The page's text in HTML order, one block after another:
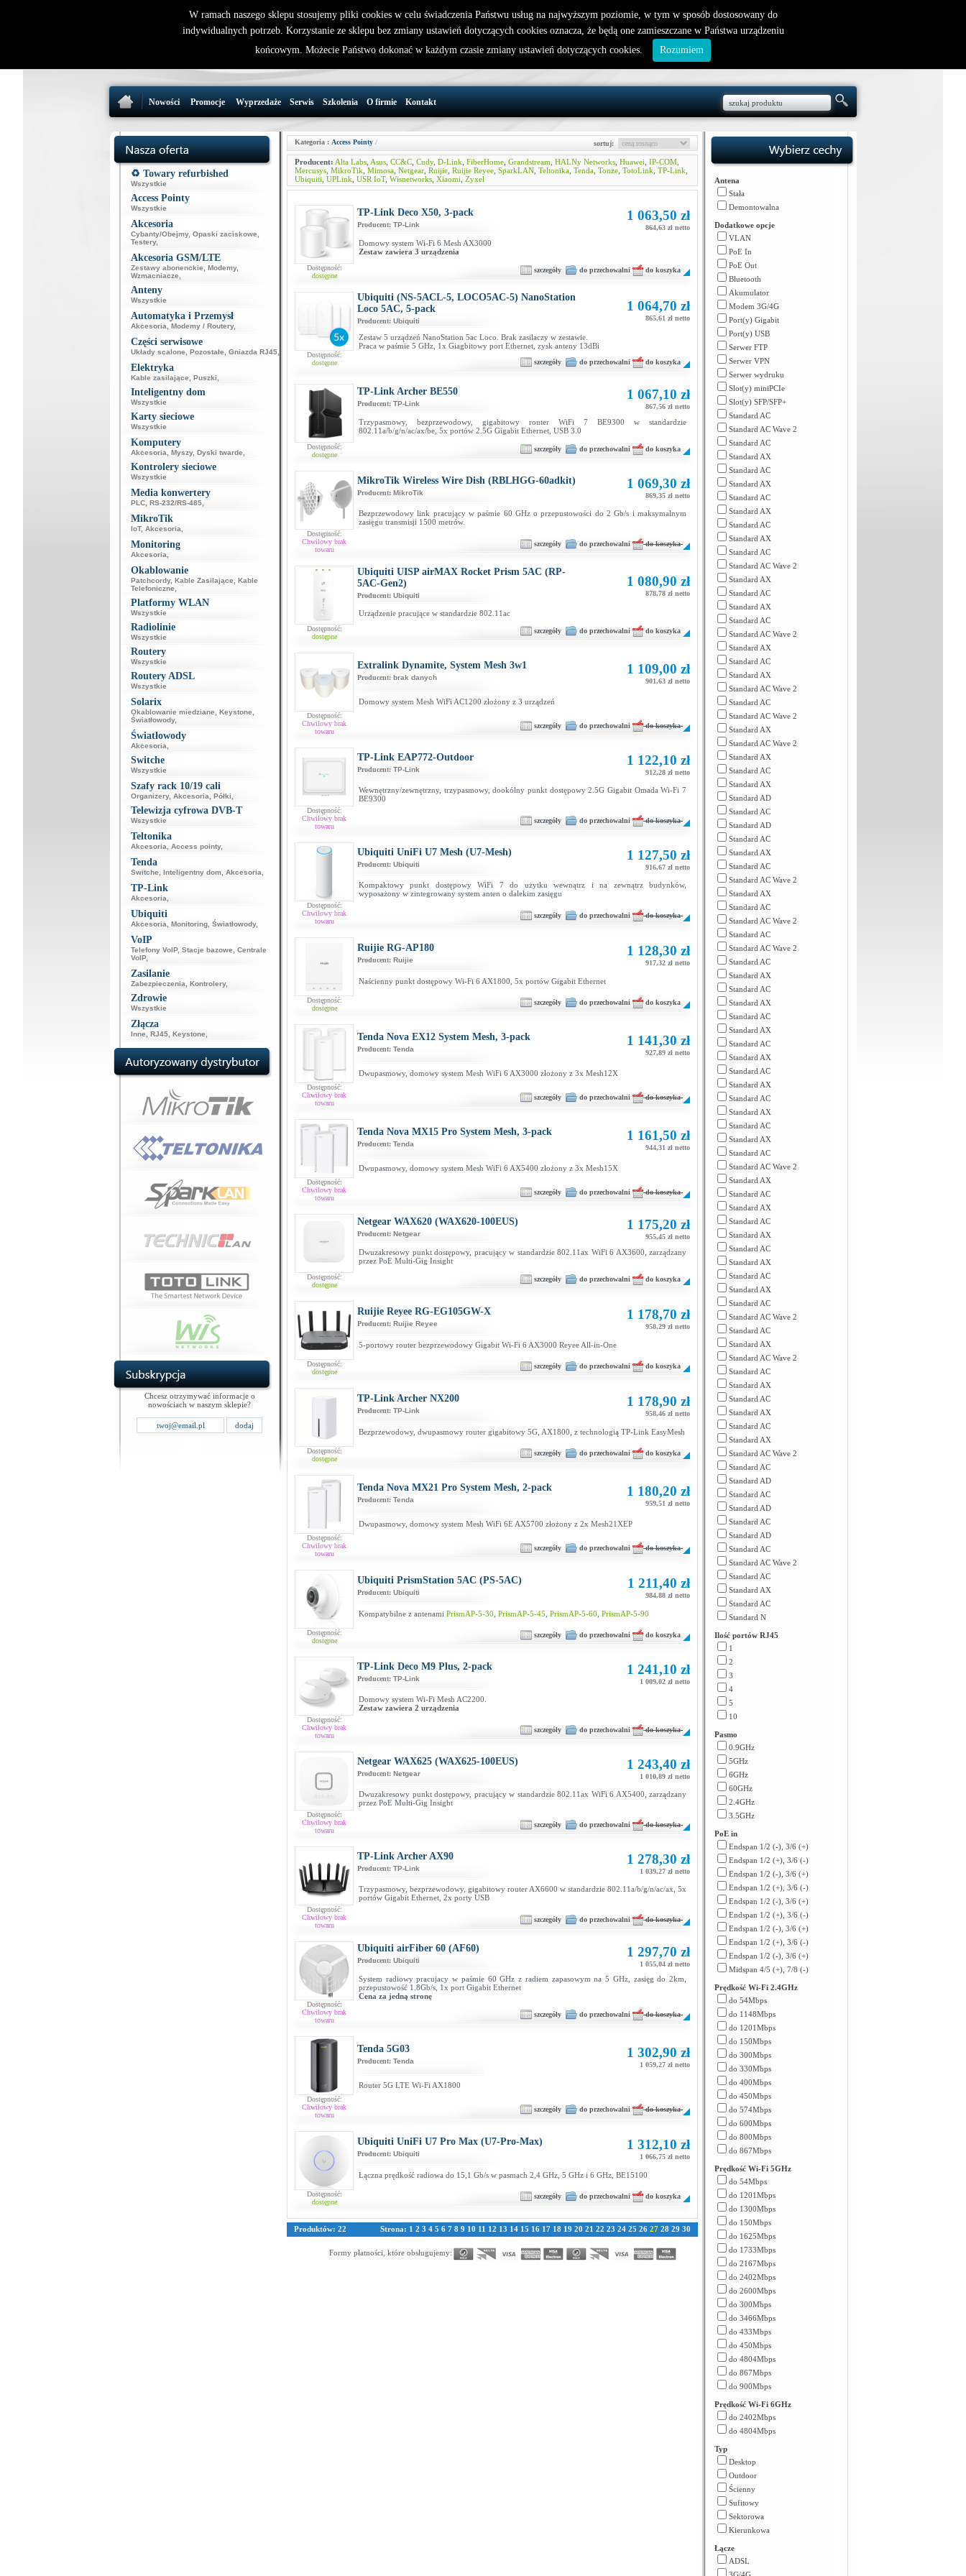
nowy klient
32 721 86 72
support@wirelesslan.com.pl
W koszyku jest 0 produktów(y)
Nowości Promocje Wyprzedaże Serwis Szkolenia O firmie Kontakt
♻️ Towary refurbished
Wszystkie
Access Pointy
Wszystkie
Akcesoria
Cybanty/Obejmy, Opaski zaciskowe
Testery,
Akcesoria GSM/LTE
Zestawy abonenckie Modemy,
Wzmacniacze
Anteny
Wszystkie
Automatyka i Przemysł
Akcesoria Modemy / Routery,
Części serwisowe
Układy scalone Pozostałe Gniazda RJ45,
Elektryka
Kable zasilające Puszki
Inteligentny dom
Wszystkie
Karty sieciowe
Wszystkie
Komputery
Akcesoria Myszy, Dyski twarde
Kontrolery sieciowe
Wszystkie
Media konwertery
PLC, RS-232/RS-485,
MikroTik
IoT, Akcesoria
Monitoring
Akcesoria
Okablowanie
Patchcordy, Kable Zasilające
Kable
Telefoniczne
Platformy WLAN
Wszystkie
Radiolinie
Wszystkie
Routery
Wszystkie
Routery ADSL
Wszystkie
Solarix
Okablowanie miedziane Keystone
Światłowody,
Światłowody
Akcesoria
Switche
Wszystkie
Szafy rack 10/19 cali
Organizery, Akcesoria Półki
Telewizja cyfrowa DVB-T
Wszystkie
Teltonika
Akcesoria Access pointy,
Tenda
Switche Inteligentny dom, Akcesoria
TP-Link
Akcesoria
Ubiquiti
Akcesoria Monitoring, Światłowody,
VoIP
Telefony VoIP, Stacje bazowe
Centrale
VoIP,
Zasilanie
Zabezpieczenia Kontrolery,
Zdrowie
Wszystkie
Złącza
Inne RJ45, Keystone
Chcesz otrzymywać informacje o
nowościach w naszym sklepie?
Kategoria : Access Pointy / sortuj:
Producent: Alta Labs Asus CC&C Cudy, D-Link FiberHome Grandstream HALNy Networks Huawei IP-COM
Mercusys MikroTik Mimosa Netgear Ruijie Ruijie Reyee SparkLAN Teltonika Tenda Tonze TotoLink TP-Link
Ubiquiti UPLink USR IoT, Wisnetworks Xiaomi Zyxel
Dostępność:
dostępne
TP-Link Deco X50, 3-pack
Producent: TP-Link
1 063,50 zł
864,63 zł netto
Domowy system Wi-Fi 6 Mesh AX3000
Zestaw zawiera 3 urządzenia
szczegóły do przechowalni do koszyka
Dostępność:
dostępne
Ubiquiti (NS-5ACL-5, LOCO5AC-5) NanoStation
Loco 5AC, 5-pack
Producent: Ubiquiti
1 064,70 zł
865,61 zł netto
Zestaw 5 urządzeń NanoStation 5ac Loco. Brak zasilaczy w zestawie.
Praca w paśmie 5 GHz, 1x Giagbitowy port Ethernet, zysk anteny 13dBi
szczegóły do przechowalni do koszyka
Dostępność:
dostępne
TP-Link Archer BE550
Producent: TP-Link
1 067,10 zł
867,56 zł netto
Trzypasmowy, bezprzewodowy, gigabitowy router WiFi 7 BE9300 w standardzie
802.11a/b/g/n/ac/ax/be, 5x portów 2.5G Gigabit Ethernet, USB 3.0
szczegóły do przechowalni do koszyka
Dostępność:
Chwilowy brak
towaru
MikroTik Wireless Wire Dish (RBLHGG-60adkit)
Producent: MikroTik
1 069,30 zł
869,35 zł netto
Bezprzewodowy link pracujący w paśmie 60 GHz o przepustowości do 2 Gb/s i maksymalnym
zasięgu transmisji 1500 metrów.
szczegóły do przechowalni do koszyka
Dostępność:
dostępne
Ubiquiti UISP airMAX Rocket Prism 5AC (RP-
5AC-Gen2)
Producent: Ubiquiti
1 080,90 zł
878,78 zł netto
Urządzenie pracujące w standardzie 802.11ac
szczegóły do przechowalni do koszyka
Dostępność:
Chwilowy brak
towaru
Extralink Dynamite, System Mesh 3w1
Producent: brak danych
1 109,00 zł
901,63 zł netto
Domowy system Mesh WiFi AC1200 złożony z 3 urządzeń
szczegóły do przechowalni do koszyka
Dostępność:
Chwilowy brak
towaru
TP-Link EAP772-Outdoor
Producent: TP-Link
1 122,10 zł
912,28 zł netto
Wewnętrzny/zewnętrzny, trzypasmowy, dookólny punkt dostępowy 2.5G Gigabit Omada Wi-Fi 7
BE9300
szczegóły do przechowalni do koszyka
Dostępność:
Chwilowy brak
towaru
Ubiquiti UniFi U7 Mesh (U7-Mesh)
Producent: Ubiquiti
1 127,50 zł
916,67 zł netto
Kompaktowy punkt dostępowy WiFi 7 do użytku wewnątrz i na zewnątrz budynków,
wyposażony w zintegrowany system anten o dalekim zasięgu
szczegóły do przechowalni do koszyka
Dostępność:
dostępne
Ruijie RG-AP180
Producent: Ruijie
1 128,30 zł
917,32 zł netto
Naścienny punkt dostępowy Wi-Fi 6 AX1800, 5x portów Gigabit Ethernet
szczegóły do przechowalni do koszyka
Dostępność:
Chwilowy brak
towaru
Tenda Nova EX12 System Mesh, 3-pack
Producent: Tenda
1 141,30 zł
927,89 zł netto
Dwupasmowy, domowy system Mesh WiFi 6 AX3000 złożony z 3x Mesh12X
szczegóły do przechowalni do koszyka
Dostępność:
Chwilowy brak
towaru
Tenda Nova MX15 Pro System Mesh, 3-pack
Producent: Tenda
1 161,50 zł
944,31 zł netto
Dwupasmowy, domowy system Mesh WiFi 6 AX5400 złożony z 3x Mesh15X
szczegóły do przechowalni do koszyka
Dostępność:
dostępne
Netgear WAX620 (WAX620-100EUS)
Producent: Netgear
1 175,20 zł
955,45 zł netto
Dwuzakresowy punkt dostępowy, pracujący w standardzie 802.11ax WiFi 6 AX3600, zarządzany
przez PoE Multi-Gig Insight
szczegóły do przechowalni do koszyka
Dostępność:
dostępne
Ruijie Reyee RG-EG105GW-X
Producent: Ruijie Reyee
1 178,70 zł
958,29 zł netto
5-portowy router bezprzewodowy Gigabit Wi-Fi 6 AX3000 Reyee All-in-One
szczegóły do przechowalni do koszyka
Dostępność:
dostępne
TP-Link Archer NX200
Producent: TP-Link
1 178,90 zł
958,46 zł netto
Bezprzewodowy, dwupasmowy router gigabitowy 5G, AX1800, z technologią TP-Link EasyMesh
szczegóły do przechowalni do koszyka
Dostępność:
Chwilowy brak
towaru
Tenda Nova MX21 Pro System Mesh, 2-pack
Producent: Tenda
1 180,20 zł
959,51 zł netto
Dwupasmowy, domowy system Mesh WiFi 6E AX5700 złożony z 2x Mesh21XEP
szczegóły do przechowalni do koszyka
Dostępność:
dostępne
Ubiquiti PrismStation 5AC (PS-5AC)
Producent: Ubiquiti
1 211,40 zł
984,88 zł netto
Kompatybilne z antenami PrismAP-5-30 PrismAP-5-45 PrismAP-5-60 PrismAP-5-90
szczegóły do przechowalni do koszyka
Dostępność:
Chwilowy brak
towaru
TP-Link Deco M9 Plus, 2-pack
Producent: TP-Link
1 241,10 zł
1 009,02 zł netto
Domowy system Wi-Fi Mesh AC2200.
Zestaw zawiera 2 urządzenia
szczegóły do przechowalni do koszyka
Dostępność:
Chwilowy brak
towaru
Netgear WAX625 (WAX625-100EUS)
Producent: Netgear
1 243,40 zł
1 010,89 zł netto
Dwuzakresowy punkt dostępowy, pracujący w standardzie 802.11ax WiFi 6 AX5400, zarządzany
przez PoE Multi-Gig Insight
szczegóły do przechowalni do koszyka
Dostępność:
Chwilowy brak
towaru
TP-Link Archer AX90
Producent: TP-Link
1 278,30 zł
1 039,27 zł netto
Trzypasmowy, bezprzewodowy, gigabitowy router AX6600 w standardzie 802.11a/b/g/n/ac/ax, 5x
portów Gigabit Ethernet, 2x porty USB
szczegóły do przechowalni do koszyka
Dostępność:
Chwilowy brak
towaru
Ubiquiti airFiber 60 (AF60)
Producent: Ubiquiti
1 297,70 zł
1 055,04 zł netto
System radiowy pracujacy w paśmie 60 GHz z radiem zapasowym na 5 GHz, zasięg do 2km,
przepustowość 1.8Gb/s, 1x port Gigabit Ethernet
Cena za jedną stronę
szczegóły do przechowalni do koszyka
Dostępność:
Chwilowy brak
towaru
Tenda 5G03
Producent: Tenda
1 302,90 zł
1 059,27 zł netto
Router 5G LTE Wi-Fi AX1800
szczegóły do przechowalni do koszyka
Dostępność:
dostępne
Ubiquiti UniFi U7 Pro Max (U7-Pro-Max)
Producent: Ubiquiti
1 312,10 zł
1 066,75 zł netto
Łączna prędkość radiowa do 15,1 Gb/s w pasmach 2,4 GHz, 5 GHz i 6 GHz, BE15100
szczegóły do przechowalni do koszyka
Produktów: 22 Strona: 1 2 3 4 5 6 7 8 9 10 11 12 13 14 15 16 17 18 19 20 21 22 23 24 25 26 27 28 29 30
Formy płatności, które obsługujemy:
Antena
Stała
Demontowalna
Dodatkowe opcje
VLAN
PoE In
PoE Out
Bluetooth
Akumulator
Modem 3G/4G
Port(y) Gigabit
Port(y) USB
Serwer FTP
Serwer VPN
Serwer wydruku
Slot(y) miniPCIe
Slot(y) SFP/SFP+
Standard AC
Standard AC Wave 2
Standard AC
Standard AX
Standard AC
Standard AX
Standard AC
Standard AX
Standard AC
Standard AX
Standard AC
Standard AC Wave 2
Standard AX
Standard AC
Standard AX
Standard AC
Standard AC Wave 2
Standard AX
Standard AC
Standard AX
Standard AC Wave 2
Standard AC
Standard AC Wave 2
Standard AX
Standard AC Wave 2
Standard AX
Standard AC
Standard AX
Standard AD
Standard AC
Standard AD
Standard AC
Standard AX
Standard AC
Standard AC Wave 2
Standard AX
Standard AC
Standard AC Wave 2
Standard AC
Standard AC Wave 2
Standard AC
Standard AX
Standard AC
Standard AX
Standard AC
Standard AX
Standard AC
Standard AX
Standard AC
Standard AX
Standard AC
Standard AX
Standard AC
Standard AX
Standard AC
Standard AC Wave 2
Standard AX
Standard AC
Standard AX
Standard AC
Standard AX
Standard AC
Standard AX
Standard AC
Standard AX
Standard AC
Standard AC Wave 2
Standard AC
Standard AX
Standard AC Wave 2
Standard AC
Standard AX
Standard AC
Standard AX
Standard AC
Standard AX
Standard AC Wave 2
Standard AC
Standard AD
Standard AC
Standard AD
Standard AC
Standard AD
Standard AC
Standard AC Wave 2
Standard AC
Standard AX
Standard AC
Standard N
Ilość portów RJ45
1
2
3
4
5
10
Pasmo
0.9GHz
5GHz
6GHz
60GHz
2.4GHz
3.5GHz
PoE in
Endspan 1/2 (-), 3/6 (+)
Endspan 1/2 (+), 3/6 (-)
Endspan 1/2 (-), 3/6 (+)
Endspan 1/2 (+), 3/6 (-)
Endspan 1/2 (-), 3/6 (+)
Endspan 1/2 (+), 3/6 (-)
Endspan 1/2 (-), 3/6 (+)
Endspan 1/2 (+), 3/6 (-)
Endspan 1/2 (-), 3/6 (+)
Midspan 4/5 (+), 7/8 (-)
Prędkość Wi-Fi 2.4GHz
do 54Mbps
do 1148Mbps
do 1201Mbps
do 150Mbps
do 300Mbps
do 330Mbps
do 400Mbps
do 450Mbps
do 574Mbps
do 600Mbps
do 800Mbps
do 867Mbps
Prędkość Wi-Fi 5GHz
do 54Mbps
do 1201Mbps
do 1300Mbps
do 150Mbps
do 1625Mbps
do 1733Mbps
do 2167Mbps
do 2402Mbps
do 2600Mbps
do 300Mbps
do 3466Mbps
do 433Mbps
do 450Mbps
do 4804Mbps
do 867Mbps
do 900Mbps
Prędkość Wi-Fi 6GHz
do 2402Mbps
do 4804Mbps
Typ
Desktop
Outdoor
Ścienny
Sufitowy
Sektorowa
Kierunkowa
Łącze
ADSL
W ramach naszego sklepu stosujemy pliki cookies w celu świadczenia Państwu usług na najwyższym poziomie, w tym w sposób dostosowany do
indywidualnych potrzeb. Korzystanie ze sklepu bez zmiany ustawień dotyczących cookies oznacza, że będą one zamieszczane w Państwa urządzeniu
końcowym. Możecie Państwo dokonać w każdym czasie zmiany ustawień dotyczących cookies.
Rozumiem